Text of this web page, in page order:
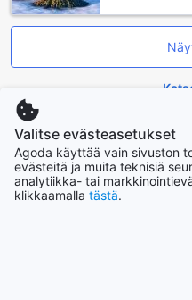
Nousevat kaupungit
Okinawa
Japani
Valitse evästeasetukset
Agoda käyttää vain sivuston
evästeitä ja muita teknisiä
analytiikka- tai
klikkaamalla tästä.